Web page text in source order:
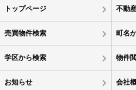
トップページ 不動
売買物件検索 町名
学区から検索 物件
お知らせ 会社